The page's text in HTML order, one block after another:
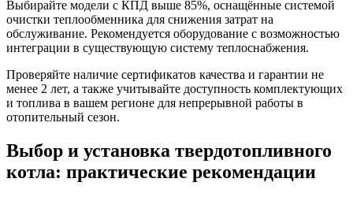
Выбирайте модели с КПД выше 85%, оснащённые системой
очистки теплообменника для снижения затрат на
обслуживание. Рекомендуется оборудование с возможностью
интеграции в существующую систему теплоснабжения.
Проверяйте наличие сертификатов качества и гарантии не
менее 2 лет, а также учитывайте доступность комплектующих
и топлива в вашем регионе для непрерывной работы в
отопительный сезон.
Выбор и установка твердотопливного
котла: практические рекомендации